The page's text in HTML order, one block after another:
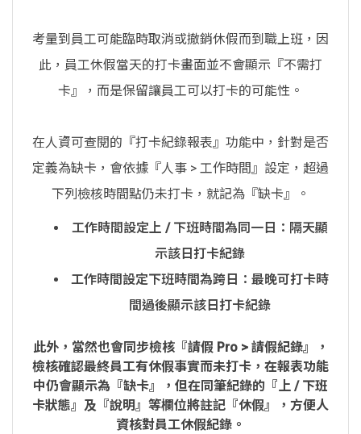
考量到員工可能臨時取消或撤銷休假而到職上班，因
此，員工休假當天的打卡畫面並不會顯示『不需打
卡』，而是保留讓員工可以打卡的可能性。
在人資可查閱的『打卡紀錄報表』功能中，針對是否
定義為缺卡，會依據『人事 > 工作時間』設定，超過
下列檢核時間點仍未打卡，就記為『缺卡』。
工作時間設定上 / 下班時間為同一日：隔天顯
示該日打卡紀錄
工作時間設定下班時間為跨日：最晚可打卡時
間過後顯示該日打卡紀錄
此外，當然也會同步檢核『請假 Pro > 請假紀錄』，
檢核確認最終員工有休假事實而未打卡，在報表功能
中仍會顯示為『缺卡』，但在同筆紀錄的『上 / 下班
卡狀態』及『說明』等欄位將註記『休假』，方便人
資核對員工休假紀錄。